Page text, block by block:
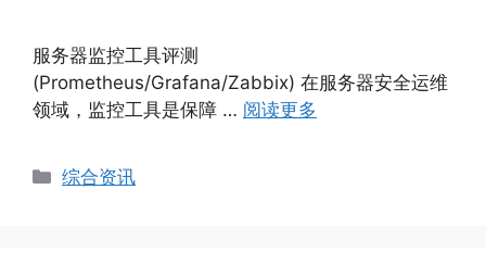
服务器监控工具评测
(Prometheus/Grafana/Zabbix) 在服务器安全运维
领域，监控工具是保障 … 阅读更多
Categories
综合资讯